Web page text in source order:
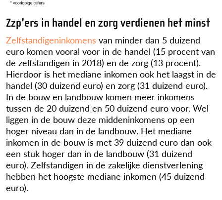
Zzp'ers in handel en zorg verdienen het minst
Zelfstandigeninkomens van minder dan 5 duizend
euro komen vooral voor in de handel (15 procent van
de zelfstandigen in 2018) en de zorg (13 procent).
Hierdoor is het mediane inkomen ook het laagst in de
handel (30 duizend euro) en zorg (31 duizend euro).
In de bouw en landbouw komen meer inkomens
tussen de 20 duizend en 50 duizend euro voor. Wel
liggen in de bouw deze middeninkomens op een
hoger niveau dan in de landbouw. Het mediane
inkomen in de bouw is met 39 duizend euro dan ook
een stuk hoger dan in de landbouw (31 duizend
euro). Zelfstandigen in de zakelijke dienstverlening
hebben het hoogste mediane inkomen (45 duizend
euro).